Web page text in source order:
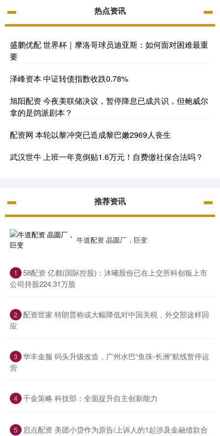
热点资讯
盛鹏优配 世界杯｜摩洛哥球员迪亚斯：如何面对困难最重
要
泽峰资本 中证转债指数收跌0.78%
旭阳配资 今夜美联储决议，暂停降息已成共识，但鲍威尔
拿的是鸽派剧本？
配资网 本轮以黎冲突已造成黎巴嫩2969人丧生
武汉世牛 上班一年竟倒贴1.6万元！自费缴社保合法吗？
推荐资讯
牛道配资 晶圆厂，巨变
1
​58配资 亿都(国际控股)：沐曦股份已在上交所科创板上市
公司持股224.31万股
2 ​配资世家 特朗普称或大幅降低对中国关税，外交部这样回
应
3 ​华丰金服 码头升级改造，广州水巴“鱼珠-长洲”航线暂停运
营
4 ​千金策略 科技部：全面提升自主创新能力
5
​启点配资 美团小贷作为原告/上诉人的1起涉及金融借款合